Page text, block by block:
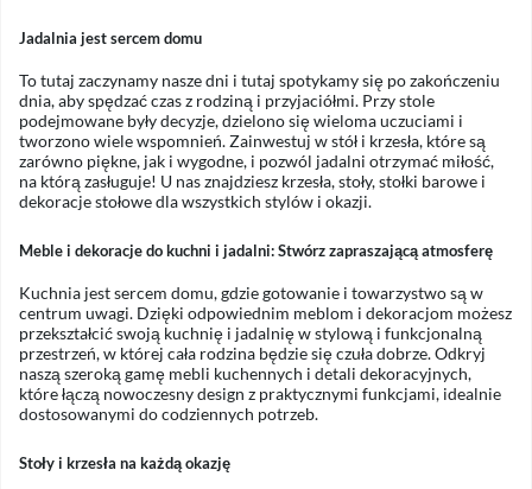
Jadalnia jest sercem domu
To tutaj zaczynamy nasze dni i tutaj spotykamy się po zakończeniu
dnia, aby spędzać czas z rodziną i przyjaciółmi. Przy stole
podejmowane były decyzje, dzielono się wieloma uczuciami i
tworzono wiele wspomnień. Zainwestuj w stół i krzesła, które są
zarówno piękne, jak i wygodne, i pozwól jadalni otrzymać miłość,
na którą zasługuje! U nas znajdziesz krzesła, stoły, stołki barowe i
dekoracje stołowe dla wszystkich stylów i okazji.
Meble i dekoracje do kuchni i jadalni: Stwórz zapraszającą atmosferę
Kuchnia jest sercem domu, gdzie gotowanie i towarzystwo są w
centrum uwagi. Dzięki odpowiednim meblom i dekoracjom możesz
przekształcić swoją kuchnię i jadalnię w stylową i funkcjonalną
przestrzeń, w której cała rodzina będzie się czuła dobrze. Odkryj
naszą szeroką gamę mebli kuchennych i detali dekoracyjnych,
które łączą nowoczesny design z praktycznymi funkcjami, idealnie
dostosowanymi do codziennych potrzeb.
Stoły i krzesła na każdą okazję